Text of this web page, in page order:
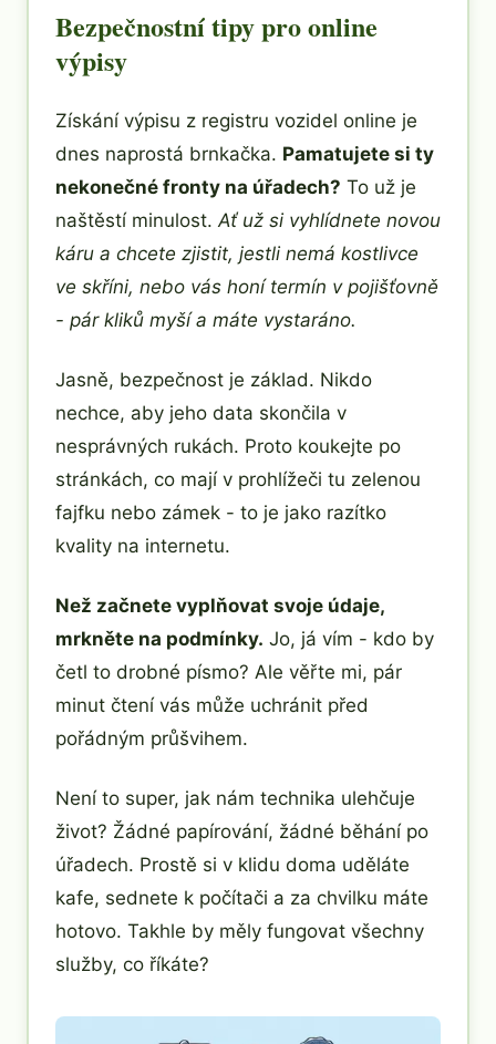
Bezpečnostní tipy pro online
výpisy
Získání výpisu z registru vozidel online je
dnes naprostá brnkačka. Pamatujete si ty
nekonečné fronty na úřadech? To už je
naštěstí minulost.Ať už si vyhlídnete novou
káru a chcete zjistit, jestli nemá kostlivce
ve skříni, nebo vás honí termín v pojišťovně
- pár kliků myší a máte vystaráno.
Jasně, bezpečnost je základ. Nikdo
nechce, aby jeho data skončila v
nesprávných rukách. Proto koukejte po
stránkách, co mají v prohlížeči tu zelenou
fajfku nebo zámek - to je jako razítko
kvality na internetu.
Než začnete vyplňovat svoje údaje,
mrkněte na podmínky. Jo, já vím - kdo by
četl to drobné písmo? Ale věřte mi, pár
minut čtení vás může uchránit před
pořádným průšvihem.
Není to super, jak nám technika ulehčuje
život? Žádné papírování, žádné běhání po
úřadech. Prostě si v klidu doma uděláte
kafe, sednete k počítači a za chvilku máte
hotovo. Takhle by měly fungovat všechny
služby, co říkáte?